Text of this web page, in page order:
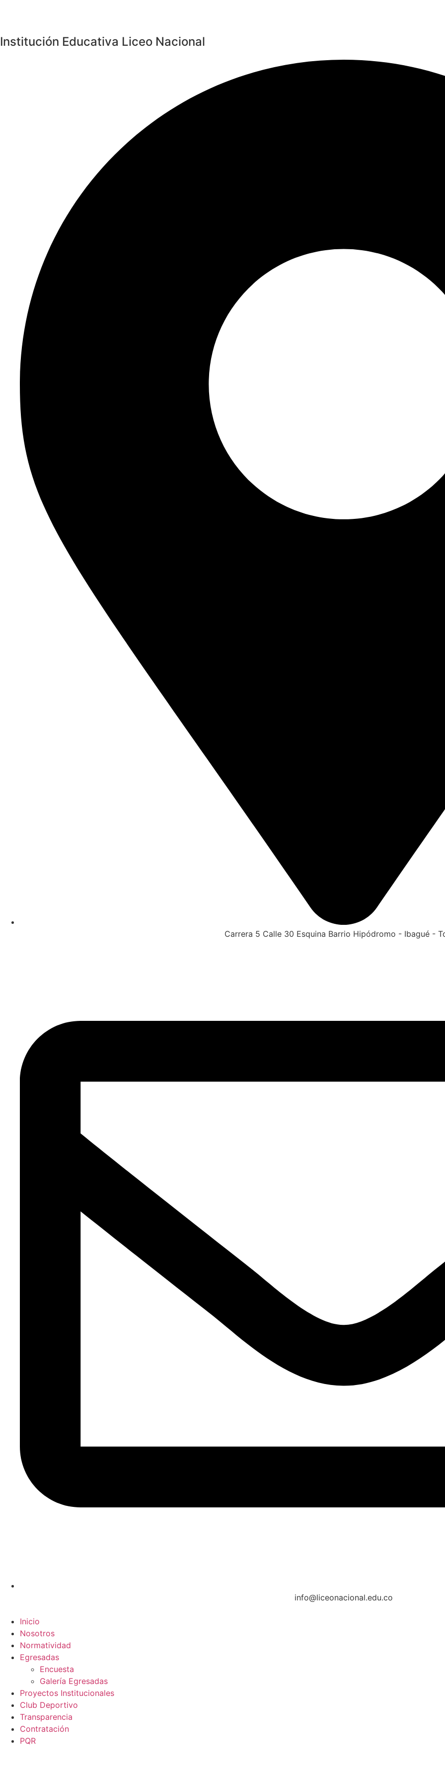
Institución Educativa Liceo Nacional
Carrera 5 Calle 30 Esquina Barrio Hipódromo - Ibagué -
info@liceonacional.edu.co
Inicio
Nosotros
Normatividad
Egresadas
Encuesta
Galería Egresadas
Proyectos Institucionales
Club Deportivo
Transparencia
Contratación
PQR